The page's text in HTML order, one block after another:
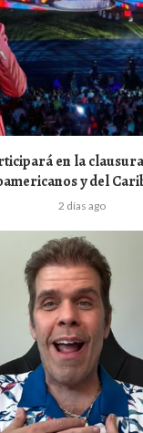
en la
y del
2 días ago